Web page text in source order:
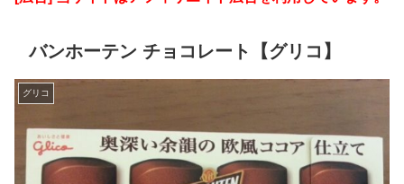
バンホーテン チョコレート【グリコ】
グリコ